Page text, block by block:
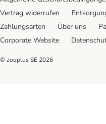
Vertrag widerrufen
Zahlungsarten
Über uns
Corporate Website
© zooplus SE 2026